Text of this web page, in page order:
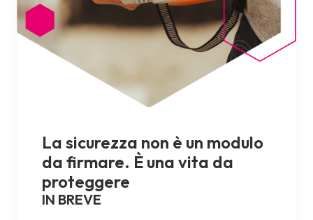
La sicurezza non è un modulo
da firmare. È una vita da
proteggere
IN BREVE